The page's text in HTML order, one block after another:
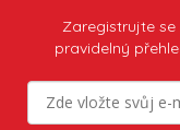
Zaregistrujte se
pravidelný